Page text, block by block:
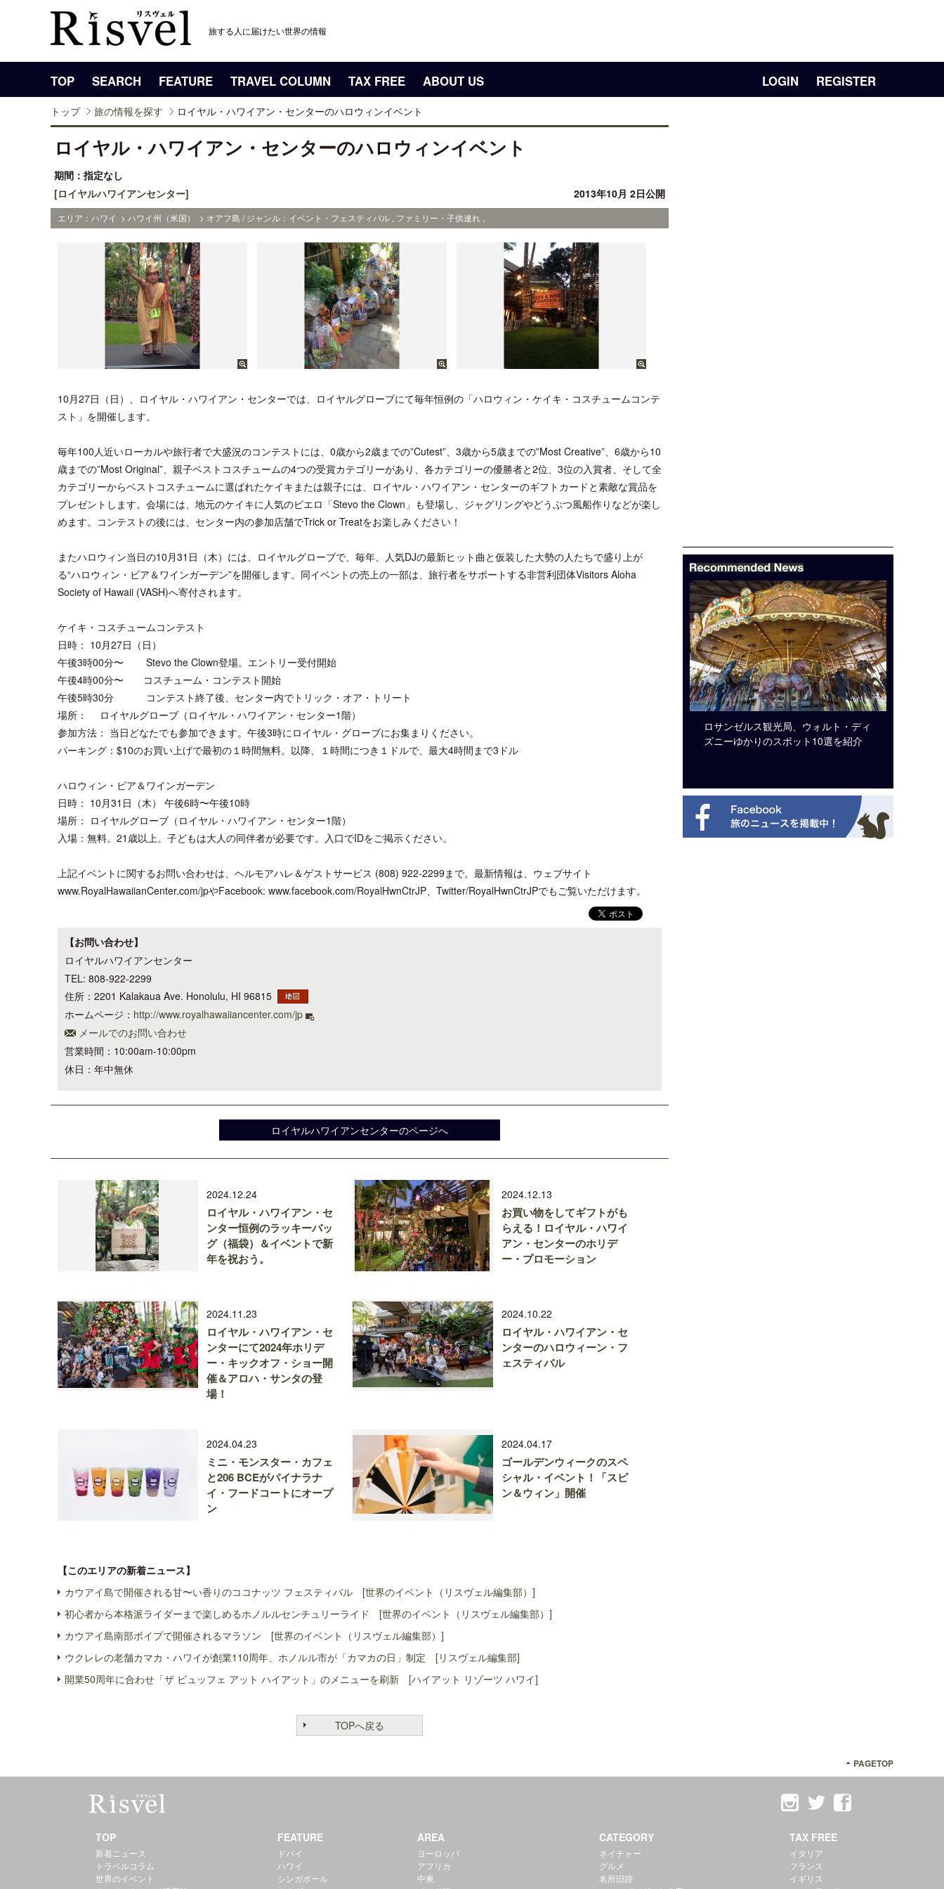
旅する人に届けたい世界の情報
TOP SEARCH FEATURE TRAVEL COLUMN TAX FREE ABOUT US LOGIN REGISTER
トップ 旅の情報を探す ロイヤル・ハワイアン・センターのハロウィンイベント
ロイヤル・ハワイアン・センターのハロウィンイベント
期間：指定なし
[ロイヤルハワイアンセンター]
2013年10月 2日公開
エリア：ハワイ > ハワイ州（米国） > オアフ島 / ジャンル：イベント・フェスティバル , ファミリー・子供連れ ,
10月27日（日）、ロイヤル・ハワイアン・センターでは、ロイヤルグローブにて毎年恒例の「ハロウィン・ケイキ・コスチュームコンテ
スト」を開催します。
毎年100人近いローカルや旅行者で大盛況のコンテストには、0歳から2歳までの”Cutest”、3歳から5歳までの”Most Creative”、6歳から10
歳までの”Most Original”、親子ベストコスチュームの4つの受賞カテゴリーがあり、各カテゴリーの優勝者と2位、3位の入賞者、そして全
カテゴリーからベストコスチュームに選ばれたケイキまたは親子には、ロイヤル・ハワイアン・センターのギフトカードと素敵な賞品を
プレゼントします。会場には、地元のケイキに人気のピエロ「Stevo the Clown」も登場し、ジャグリングやどうぶつ風船作りなどが楽し
めます。コンテストの後には、センター内の参加店舗でTrick or Treatをお楽しみください！
またハロウィン当日の10月31日（木）には、ロイヤルグローブで、毎年、人気DJの最新ヒット曲と仮装した大勢の人たちで盛り上が
る“ハロウィン・ビア＆ワインガーデン”を開催します。同イベントの売上の一部は、旅行者をサポートする非営利団体Visitors Aloha
Society of Hawaii (VASH)へ寄付されます。
ケイキ・コスチュームコンテスト
日時： 10月27日（日）
午後3時00分〜 Stevo the Clown登場。エントリー受付開始
午後4時00分〜 コスチューム・コンテスト開始
午後5時30分 コンテスト終了後、センター内でトリック・オア・トリート
場所： ロイヤルグローブ（ロイヤル・ハワイアン・センター1階）
参加方法： 当日どなたでも参加できます。午後3時にロイヤル・グローブにお集まりください。
パーキング：$10のお買い上げで最初の１時間無料。以降、１時間につき１ドルで、最大4時間まで3ドル
ハロウィン・ビア＆ワインガーデン
日時： 10月31日（木） 午後6時〜午後10時
場所： ロイヤルグローブ（ロイヤル・ハワイアン・センター1階）
入場：無料。21歳以上。子どもは大人の同伴者が必要です。入口でIDをご掲示ください。
上記イベントに関するお問い合わせは、ヘルモアハレ＆ゲストサービス (808) 922-2299まで。最新情報は、ウェブサイト
www.RoyalHawaiianCenter.com/jpやFacebook: www.facebook.com/RoyalHwnCtrJP、Twitter/RoyalHwnCtrJPでもご覧いただけます。
【お問い合わせ】
ロイヤルハワイアンセンター
TEL: 808-922-2299
住所：2201 Kalakaua Ave. Honolulu, HI 96815
ホームページ： http://www.royalhawaiiancenter.com/jp
メールでのお問い合わせ
営業時間：10:00am-10:00pm
休日：年中無休
ロイヤルハワイアンセンターのページへ
2024.12.24
ロイヤル・ハワイアン・セ
ンター恒例のラッキーバッ
グ（福袋）＆イベントで新
年を祝おう。
2024.12.13
お買い物をしてギフトがも
らえる！ロイヤル・ハワイ
アン・センターのホリデ
ー・プロモーション
2024.11.23
ロイヤル・ハワイアン・セ
ンターにて2024年ホリデ
ー・キックオフ・ショー開
催＆アロハ・サンタの登
場！
2024.10.22
ロイヤル・ハワイアン・セ
ンターのハロウィーン・フ
ェスティバル
2024.04.23
ミニ・モンスター・カフェ
と206 BCEがパイナラナ
イ・フードコートにオープ
ン
2024.04.17
ゴールデンウィークのスペ
シャル・イベント！「スピ
ン＆ウィン」開催
【このエリアの新着ニュース】
カウアイ島で開催される甘〜い香りのココナッツ フェスティバル [世界のイベント（リスヴェル編集部）]
初心者から本格派ライダーまで楽しめるホノルルセンチュリーライド [世界のイベント（リスヴェル編集部）]
カウアイ島南部ポイプで開催されるマラソン [世界のイベント（リスヴェル編集部）]
ウクレレの老舗カマカ・ハワイが創業110周年、ホノルル市が「カマカの日」制定 [リスヴェル編集部]
開業50周年に合わせ「ザ ビュッフェ アット ハイアット」のメニューを刷新 [ハイアット リゾーツ ハワイ]
TOPへ戻る
開業50周年に合わせ「ザ ビュッフェ
アット ハイアット」のメニューを刷
新
ロサンゼルス観光局、ウォルト・ディ
ズニーゆかりのスポット10選を紹介
PAGETOP
TOP
新着ニュース
トラベルコラム
世界のイベント
FEATURE
ドバイ
ハワイ
シンガポール
AREA
ヨーロッパ
アフリカ
中東
CATEGORY
ネイチャー
グルメ
名所旧跡
TAX FREE
イタリア
フランス
イギリス